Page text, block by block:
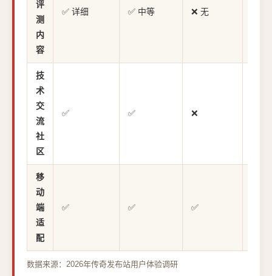
评
测
内
容
✅ 详细 ✅ 中等 ❌ 无
技
术
交
流
社
区
✅ ✅ ❌
移
动
端
适
配
✅ ✅ ✅
数据来源：2026年传奇发布站用户体验调研